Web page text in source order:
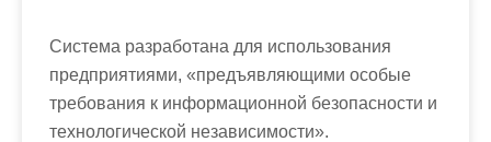
Система разработана для использования
предприятиями, «предъявляющими особые
требования к информационной безопасности и
технологической независимости».